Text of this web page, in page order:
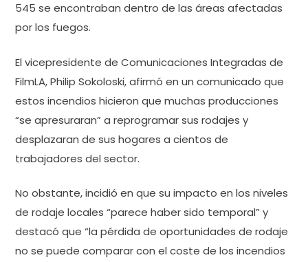
545 se encontraban dentro de las áreas afectadas
por los fuegos.
El vicepresidente de Comunicaciones Integradas de
FilmLA, Philip Sokoloski, afirmó en un comunicado que
estos incendios hicieron que muchas producciones
“se apresuraran” a reprogramar sus rodajes y
desplazaran de sus hogares a cientos de
trabajadores del sector.
No obstante, incidió en que su impacto en los niveles
de rodaje locales “parece haber sido temporal” y
destacó que “la pérdida de oportunidades de rodaje
no se puede comparar con el coste de los incendios